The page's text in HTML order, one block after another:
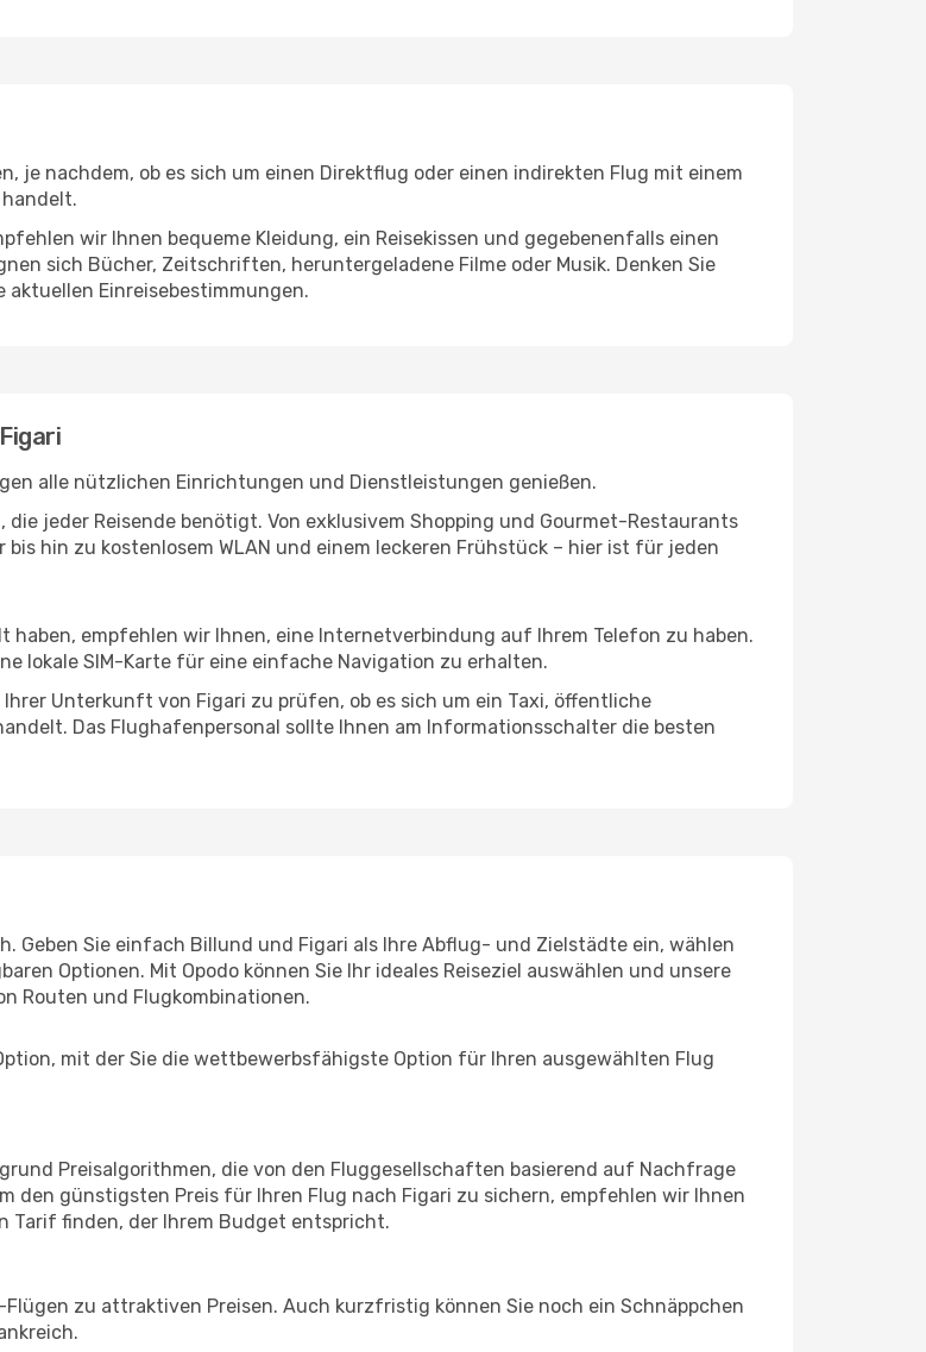
je nachdem, ob es sich um einen Direktflug oder einen indirekten Flug mit einem
wir Ihnen bequeme Kleidung, ein Reisekissen und gegebenenfalls einen
sich Bücher, Zeitschriften, heruntergeladene Filme oder Musik. Denken Sie
aktuellen Einreisebestimmungen.
alle nützlichen Einrichtungen und Dienstleistungen genießen.
jeder Reisende benötigt. Von exklusivem Shopping und Gourmet-Restaurants
hin zu kostenlosem WLAN und einem leckeren Frühstück – hier ist für jeden
haben, empfehlen wir Ihnen, eine Internetverbindung auf Ihrem Telefon zu haben.
lokale SIM-Karte für eine einfache Navigation zu erhalten.
Unterkunft von Figari zu prüfen, ob es sich um ein Taxi, öffentliche
Das Flughafenpersonal sollte Ihnen am Informationsschalter die besten
Geben Sie einfach Billund und Figari als Ihre Abflug- und Zielstädte ein, wählen
Optionen. Mit Opodo können Sie Ihr ideales Reiseziel auswählen und unsere
Routen und Flugkombinationen.
mit der Sie die wettbewerbsfähigste Option für Ihren ausgewählten Flug
Preisalgorithmen, die von den Fluggesellschaften basierend auf Nachfrage
den günstigsten Preis für Ihren Flug nach Figari zu sichern, empfehlen wir Ihnen
Tarif finden, der Ihrem Budget entspricht.
zu attraktiven Preisen. Auch kurzfristig können Sie noch ein Schnäppchen